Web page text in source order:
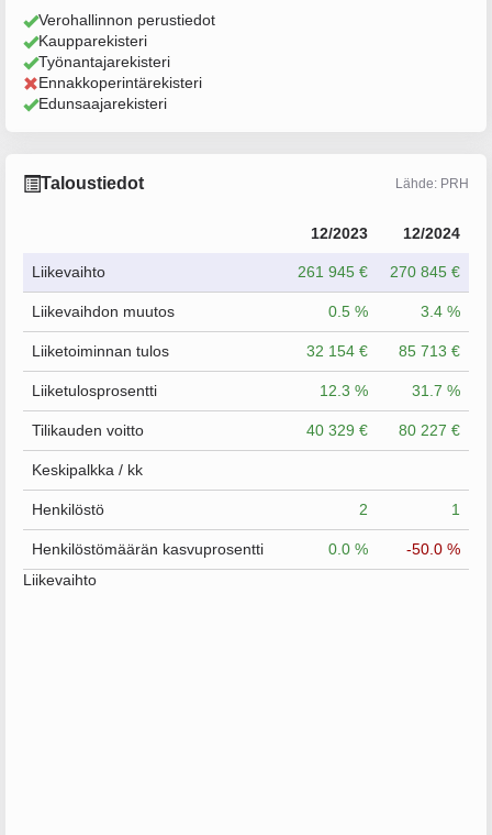
Verohallinnon perustiedot
Kaupparekisteri
Työnantajarekisteri
Ennakkoperintärekisteri
Edunsaajarekisteri
Taloustiedot Lähde: PRH
12/2023 12/2024
Liikevaihto 261 945 € 270 845 €
Liikevaihdon muutos 0.5 % 3.4 %
Liiketoiminnan tulos 32 154 € 85 713 €
Liiketulosprosentti 12.3 % 31.7 %
Tilikauden voitto 40 329 € 80 227 €
Keskipalkka / kk
Henkilöstö 2 1
Henkilöstömäärän kasvuprosentti 0.0 %
-50.0 %
Liikevaihto